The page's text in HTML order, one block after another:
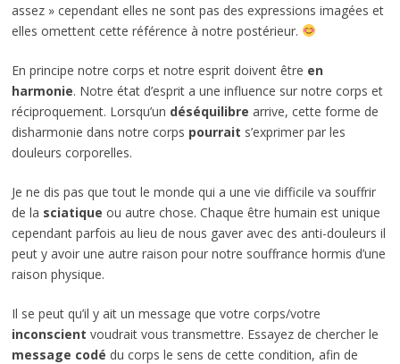
assez » cependant elles ne sont pas des expressions imagées et
elles omettent cette référence à notre postérieur.
En principe notre corps et notre esprit doivent être en
harmonie. Notre état d’esprit a une influence sur notre corps et
réciproquement. Lorsqu’un déséquilibre arrive, cette forme de
disharmonie dans notre corps pourrait s’exprimer par les
douleurs corporelles.
Je ne dis pas que tout le monde qui a une vie difficile va souffrir
de la sciatique ou autre chose. Chaque être humain est unique
cependant parfois au lieu de nous gaver avec des anti-douleurs il
peut y avoir une autre raison pour notre souffrance hormis d’une
raison physique.
Il se peut qu’il y ait un message que votre corps/votre
inconscient voudrait vous transmettre. Essayez de chercher le
message codé du corps le sens de cette condition, afin de